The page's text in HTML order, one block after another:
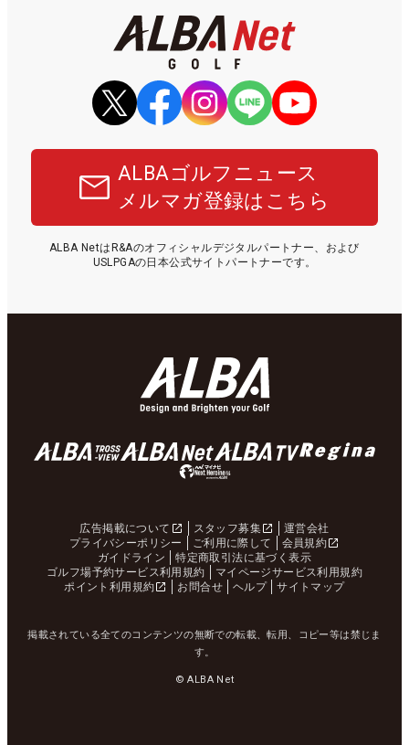
ALBAゴルフニュース
メルマガ登録はこちら
ALBA NetはR&Aのオフィシャルデジタルパートナー、および
USLPGAの日本公式サイトパートナーです。
広告掲載について スタッフ募集
運営会社
プライバシーポリシー
ご利用に際して
会員規約
ガイドライン
特定商取引法に基づく表示
ゴルフ場予約サービス利用規約
マイページサービス利用規約
ポイント利用規約
お問合せ ヘルプ サイトマップ
掲載されている全てのコンテンツの無断での転載、転用、コピー等は禁じま
す。
© ALBA Net